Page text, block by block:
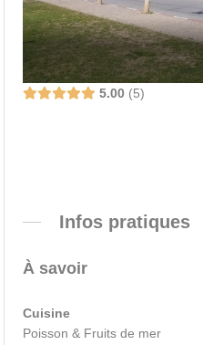
5.00 5
Infos pratiques
À savoir
Cuisine
Poisson & Fruits de mer